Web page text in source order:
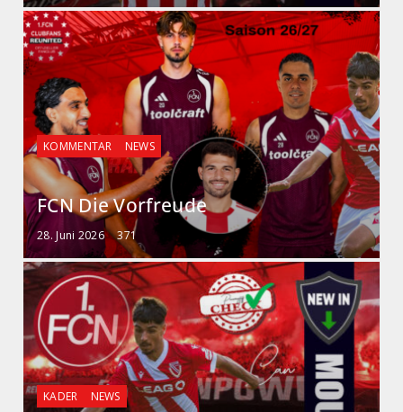
KOMMENTAR NEWS
FCN Die Vorfreude
28. Juni 2026 371
KADER NEWS